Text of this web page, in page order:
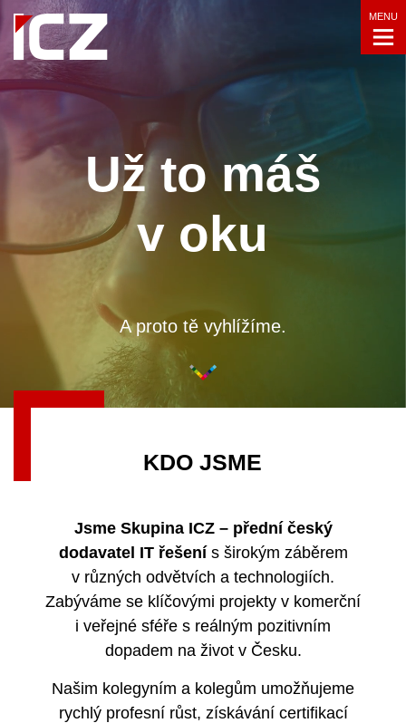
MENU
Už to máš
v oku
A proto tě vyhlížíme.
KDO JSME
Jsme Skupina ICZ – přední český
dodavatel IT řešenís širokým záběrem
v různých odvětvích a technologiích.
Zabýváme se klíčovými projekty v komerční
i veřejné sféře s reálným pozitivním
dopadem na život v Česku.
Našim kolegyním a kolegům umožňujeme
rychlý profesní růst, získávání certifikací